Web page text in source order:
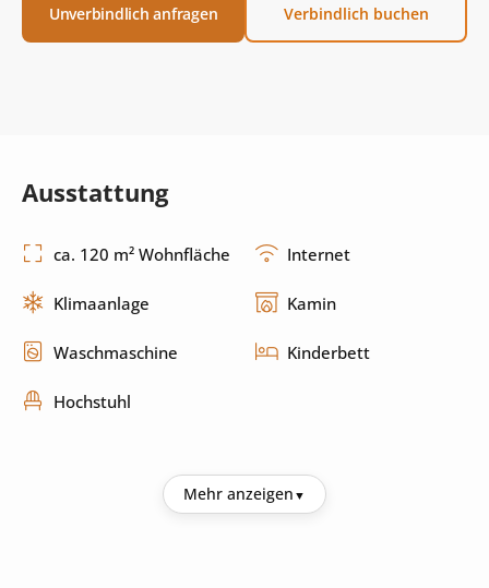
Unverbindlich anfragen Verbindlich buchen
Ausstattung
ca. 120 m² Wohnfläche Internet
Klimaanlage Kamin
Waschmaschine Kinderbett
Hochstuhl
Mehr anzeigen